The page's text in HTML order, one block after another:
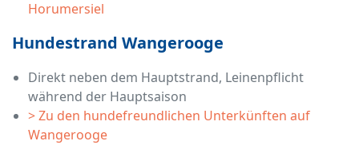
Horumersiel
Hundestrand Wangerooge
Direkt neben dem Hauptstrand, Leinenpflicht
während der Hauptsaison
> Zu den hundefreundlichen Unterkünften auf
Wangerooge